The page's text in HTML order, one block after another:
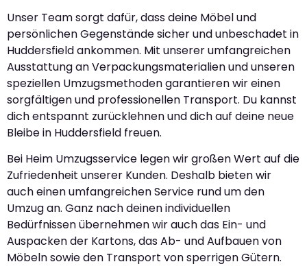
Unser Team sorgt dafür, dass deine Möbel und
persönlichen Gegenstände sicher und unbeschadet in
Huddersfield ankommen. Mit unserer umfangreichen
Ausstattung an Verpackungsmaterialien und unseren
speziellen Umzugsmethoden garantieren wir einen
sorgfältigen und professionellen Transport. Du kannst
dich entspannt zurücklehnen und dich auf deine neue
Bleibe in Huddersfield freuen.
Bei Heim Umzugsservice legen wir großen Wert auf die
Zufriedenheit unserer Kunden. Deshalb bieten wir
auch einen umfangreichen Service rund um den
Umzug an. Ganz nach deinen individuellen
Bedürfnissen übernehmen wir auch das Ein- und
Auspacken der Kartons, das Ab- und Aufbauen von
Möbeln sowie den Transport von sperrigen Gütern.